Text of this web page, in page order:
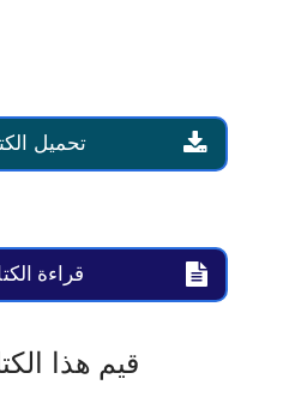
تحميل
قراءة
قيم هذا